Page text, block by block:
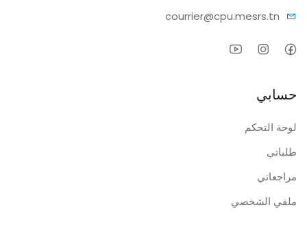
courrier@cpu.mesrs.tn
حسابي
لوحة التحكم
طلباتي
مراجعاتي
ملفي الشخصي